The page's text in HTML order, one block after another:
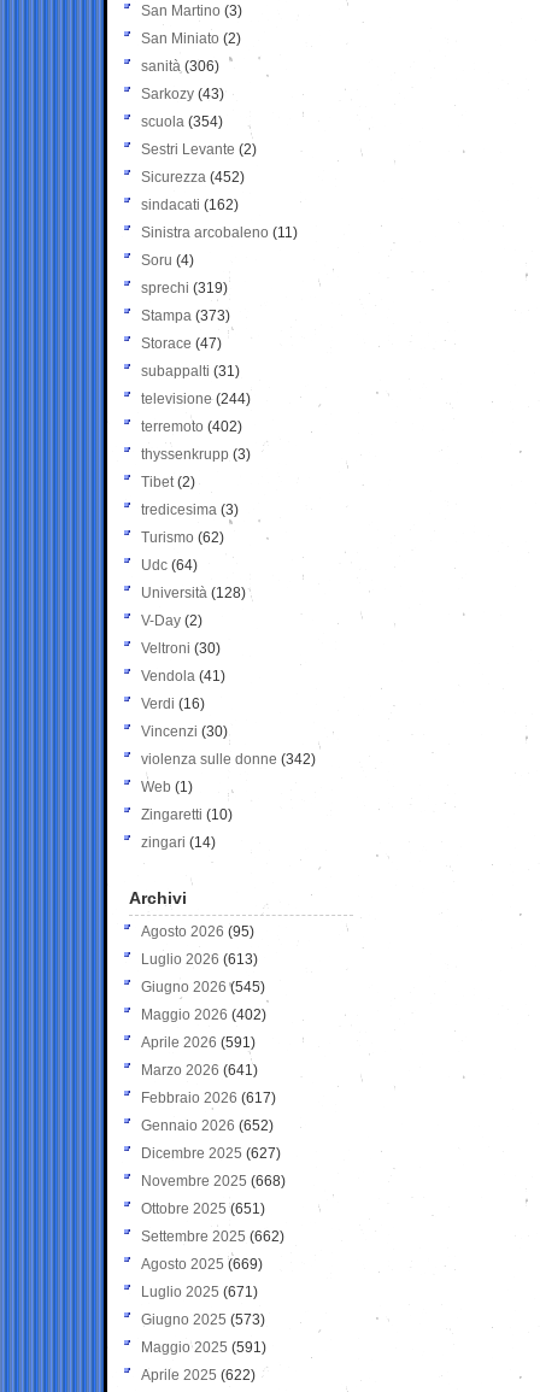
San Martino (3)
San Miniato (2)
sanità (306)
Sarkozy (43)
scuola (354)
Sestri Levante (2)
Sicurezza (452)
sindacati (162)
Sinistra arcobaleno (11)
Soru (4)
sprechi (319)
Stampa (373)
Storace (47)
subappalti (31)
televisione(244)
terremoto (402)
thyssenkrupp (3)
Tibet(2)
tredicesima (3)
Turismo (62)
Udc (64)
Università (128)
V-Day (2)
Veltroni (30)
Vendola (41)
Verdi (16)
Vincenzi (30)
violenza sulle donne (342)
Web (1)
Zingaretti (10)
zingari (14)
Archivi
Agosto 2026 (95)
Luglio 2026 (613)
Giugno 2026 (545)
Maggio 2026 (402)
Aprile 2026 (591)
Marzo 2026 (641)
Febbraio 2026 (617)
Gennaio 2026 (652)
Dicembre 2025 (627)
Novembre 2025 (668)
Ottobre 2025 (651)
Settembre 2025 (662)
Agosto 2025 (669)
Luglio 2025 (671)
Giugno 2025 (573)
Maggio 2025 (591)
Aprile 2025 (622)